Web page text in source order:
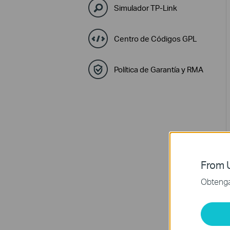
Simulador TP-Link
Centro de Códigos GPL
Política de Garantía y RMA
From